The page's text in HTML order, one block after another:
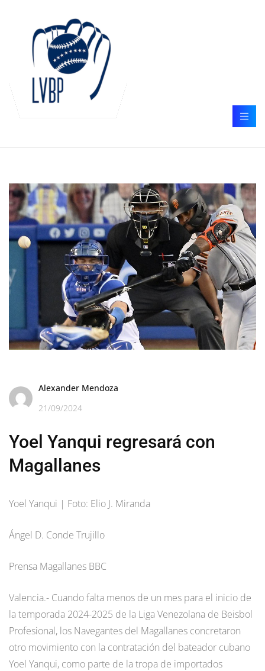
Alexander Mendoza
21/09/2024
Yoel Yanqui regresará con
Magallanes
Yoel Yanqui | Foto: Elio J. Miranda
Ángel D. Conde Trujillo
Prensa Magallanes BBC
Valencia.- Cuando falta menos de un mes para el inicio de
la temporada 2024-2025 de la Liga Venezolana de Beisbol
Profesional, los Navegantes del Magallanes concretaron
otro movimiento con la contratación del bateador cubano
Yoel Yanqui, como parte de la tropa de importados